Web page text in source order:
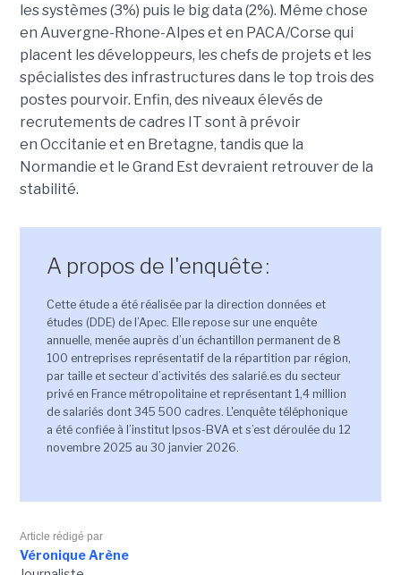
les systèmes (3%) puis le big data (2%). Même chose
en Auvergne-Rhone-Alpes et en PACA/Corse qui
placent les développeurs, les chefs de projets et les
spécialistes des infrastructures dans le top trois des
postes pourvoir. Enfin, des niveaux élevés de
recrutements de cadres IT sont à prévoir
en Occitanie et en Bretagne, tandis que la
Normandie et le Grand Est devraient retrouver de la
stabilité.
A propos de l'enquête :
Cette étude a été réalisée par la direction données et
études (DDE) de l’Apec. Elle repose sur une enquête
annuelle, menée auprès d’un échantillon permanent de 8
100 entreprises représentatif de la répartition par région,
par taille et secteur d’activités des salarié.es du secteur
privé en France métropolitaine et représentant 1,4 million
de salariés dont 345 500 cadres. L'enquête téléphonique
a été confiée à l’institut Ipsos-BVA et s’est déroulée du 12
novembre 2025 au 30 janvier 2026.
Article rédigé par
Véronique Arène